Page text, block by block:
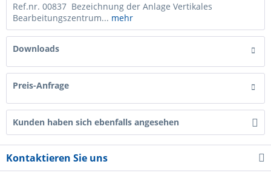
Ref.nr. 00837 Bezeichnung der Anlage Vertikales
Bearbeitungszentrum... mehr
Downloads
Preis-Anfrage
Kunden haben sich ebenfalls angesehen
Kontaktieren Sie uns